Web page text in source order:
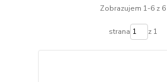
Zobrazujem 1-6 z 6
strana z 1